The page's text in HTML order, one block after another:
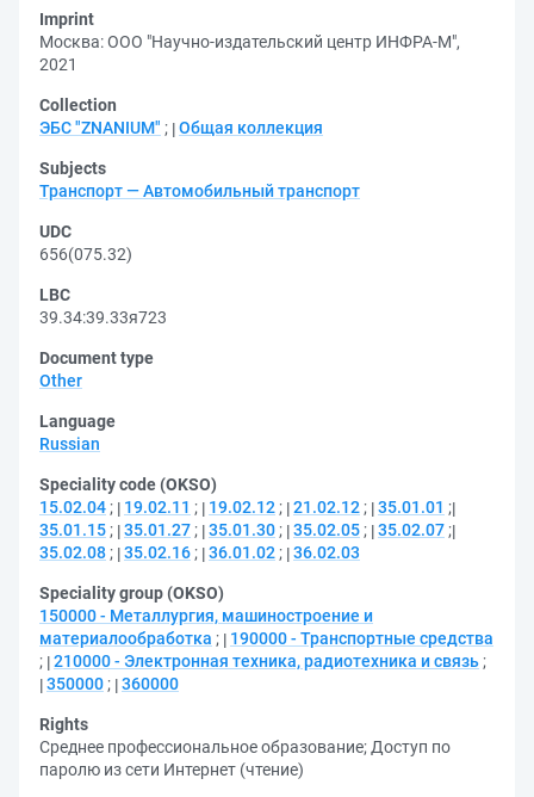
Imprint
Москва: ООО "Научно-издательский центр ИНФРА-М",
2021
Collection
ЭБС "ZNANIUM" ; Общая коллекция
Subjects
Транспорт — Автомобильный транспорт
UDC
656(075.32)
LBC
39.34:39.33я723
Document type
Other
Language
Russian
Speciality code (OKSO)
15.02.04 ; 19.02.11 ; 19.02.12 ; 21.02.12 ; 35.01.01 ;
35.01.15 ; 35.01.27 ; 35.01.30 ; 35.02.05 ; 35.02.07 ;
35.02.08 ; 35.02.16 ; 36.01.02 ; 36.02.03
Speciality group (OKSO)
150000 - Металлургия, машиностроение и
материалообработка ;
190000 - Транспортные средства
; 210000 - Электронная техника, радиотехника и связь ;
350000 ; 360000
Rights
Среднее профессиональное образование; Доступ по
паролю из сети Интернет (чтение)